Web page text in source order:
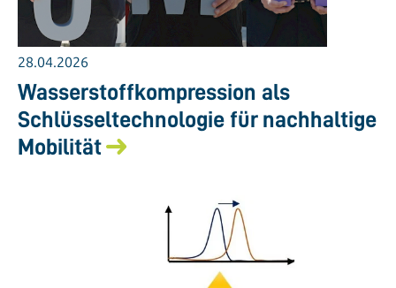
28.04.2026
Wasserstoffkompression als
Schlüsseltechnologie für nachhaltige
Mobilität